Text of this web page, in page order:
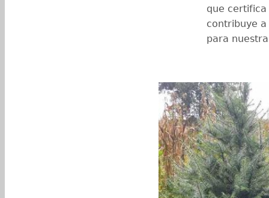
que certifica
contribuye
para